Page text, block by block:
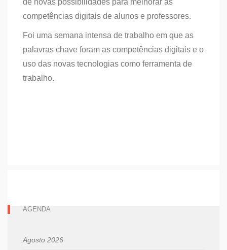
de novas possibilidades para melhorar as
competências digitais de alunos e professores.
Foi uma semana intensa de trabalho em que as
palavras chave foram as competências digitais e o
uso das novas tecnologias como ferramenta de
trabalho.
AGENDA
Agosto 2026